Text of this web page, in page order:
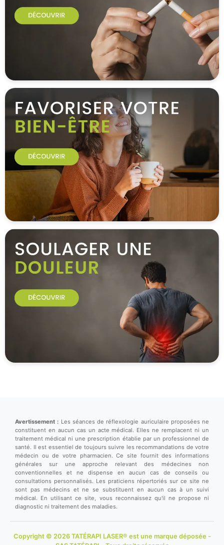
Avertissement : Les séances de réflexologie auriculaire proposées ne
constituent en aucun cas un acte médical. Elles ne remplacent ni un
traitement médical ni une prescription établie par un professionnel de
santé. Il est essentiel de toujours suivre les recommandations de votre
médecin ou de votre pharmacien. Ce site fournit des informations
générales sur une approche relevant des médecines non
conventionnelles et ne dispense en aucun cas de conseils ou
consultations personnalisés. Les praticiens répertoriés sur ce site ne
sont pas médecins et ne se substituent en aucun cas à un suivi
médical. En utilisant ce site, vous reconnaissez qu'il ne propose ni
diagnostic ni traitement des maladies.
Copyright © 2026 TATÉRAPI LASER® est une marque déposée -